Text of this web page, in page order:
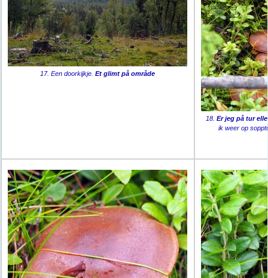
17. Een doorkijkje. Et glimt på område
18. Er jeg på tur
ik weer op